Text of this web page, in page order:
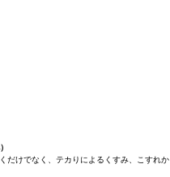
だけでなく、テカりによるくすみ、こすれか